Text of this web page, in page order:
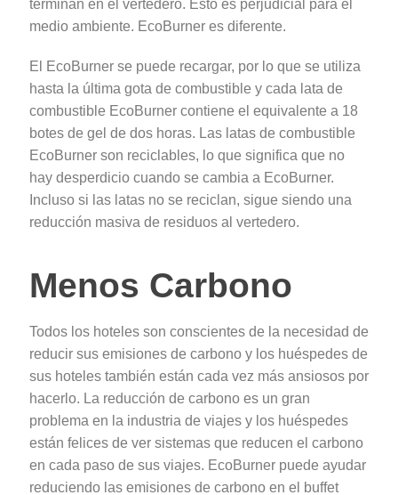
terminan en el vertedero. Esto es perjudicial para el
medio ambiente. EcoBurner es diferente.
El EcoBurner se puede recargar, por lo que se utiliza
hasta la última gota de combustible y cada lata de
combustible EcoBurner contiene el equivalente a 18
botes de gel de dos horas. Las latas de combustible
EcoBurner son reciclables, lo que significa que no
hay desperdicio cuando se cambia a EcoBurner.
Incluso si las latas no se reciclan, sigue siendo una
reducción masiva de residuos al vertedero.
Menos Carbono
Todos los hoteles son conscientes de la necesidad de
reducir sus emisiones de carbono y los huéspedes de
sus hoteles también están cada vez más ansiosos por
hacerlo. La reducción de carbono es un gran
problema en la industria de viajes y los huéspedes
están felices de ver sistemas que reducen el carbono
en cada paso de sus viajes. EcoBurner puede ayudar
reduciendo las emisiones de carbono en el buffet